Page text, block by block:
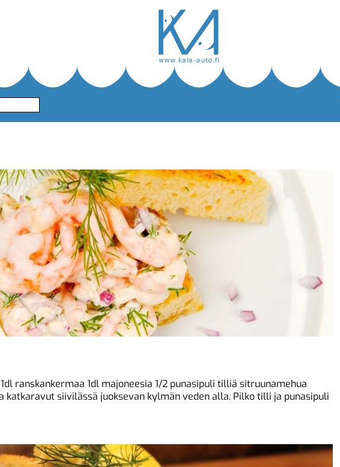
ranskankermaa 1dl majoneesia 1/2 punasipuli tilliä sitruunamehua
katkaravut siivilässä juoksevan kylmän veden alla. Pilko tilli ja punasipuli